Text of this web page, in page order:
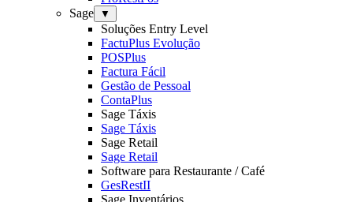
Sage
▼
Soluções Entry Level
FactuPlus Evolução
POSPlus
Factura Fácil
Gestão de Pessoal
ContaPlus
Sage Táxis
Sage Táxis
Sage Retail
Sage Retail
Software para Restaurante / Café
GesRestII
Sage Inventários